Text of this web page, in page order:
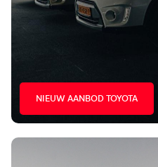
NIEUW AANBOD TOYOTA